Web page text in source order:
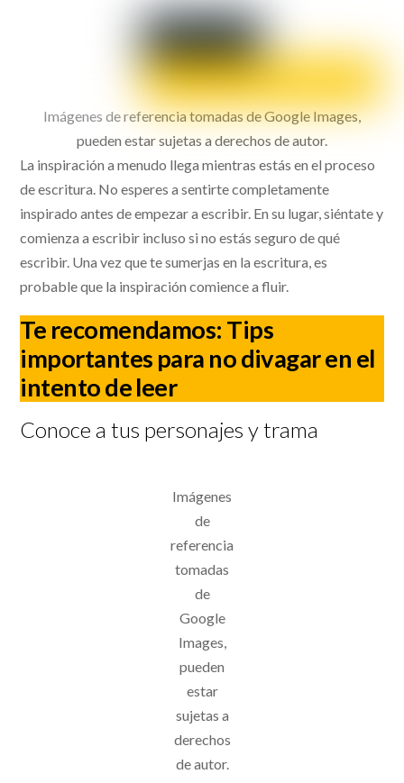
Imágenes de referencia tomadas de Google Images,
pueden estar sujetas a derechos de autor.
La inspiración a menudo llega mientras estás en el proceso
de escritura. No esperes a sentirte completamente
inspirado antes de empezar a escribir. En su lugar, siéntate y
comienza a escribir incluso si no estás seguro de qué
escribir. Una vez que te sumerjas en la escritura, es
probable que la inspiración comience a fluir.
Te recomendamos: Tips
importantes para no divagar en el
intento de leer
Conoce a tus personajes y trama
Imágenes
de
referencia
tomadas
de
Google
Images,
pueden
estar
sujetas a
derechos
de autor.